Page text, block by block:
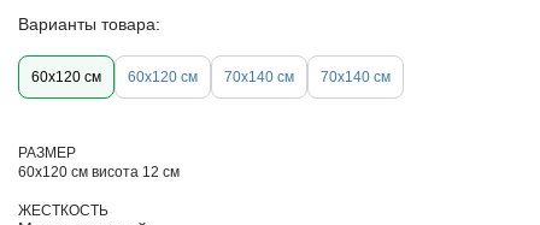
Варианты товара:
60x120 см 60x120 см 70х140 см 70x140 см
РАЗМЕР
60х120 см висота 12 см
ЖЕСТКОСТЬ